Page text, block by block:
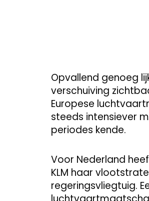
Opvallend genoeg
verschuiving
Europese
steeds intensiever
periodes kende.
Voor Nederland
KLM haar
regeringsvliegtuig.